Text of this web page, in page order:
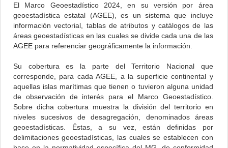
El Marco Geoestadístico 2024, en su versión por área
geoestadística estatal (AGEE), es un sistema que incluye
información vectorial, tablas de atributos y catálogos de las
áreas geoestadísticas en las cuales se divide cada una de las
AGEE para referenciar geográficamente la información.
Su cobertura es la parte del Territorio Nacional que
corresponde, para cada AGEE, a la superficie continental y
aquellas islas marítimas que tienen o tuvieron alguna unidad
de observación de interés para el Marco Geoestadístico.
Sobre dicha cobertura muestra la división del territorio en
niveles sucesivos de desagregación, denominados áreas
geoestadísticas. Éstas, a su vez, están definidas por
delimitaciones geoestadísticas, las cuales se establecen con